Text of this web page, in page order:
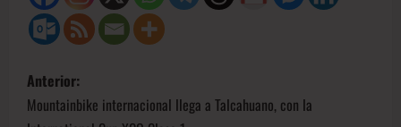
Anterior:
Mountainbike internacional llega a Talcahuano, con la